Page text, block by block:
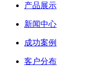
产品展示
新闻中心
成功案例
客户分布